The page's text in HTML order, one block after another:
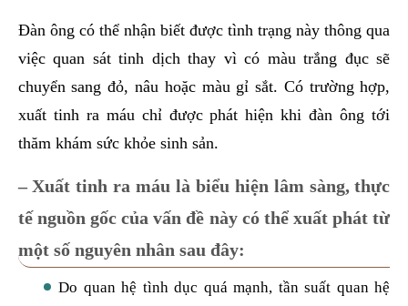
Đàn ông có thể nhận biết được tình trạng này thông qua
việc quan sát tinh dịch thay vì có màu trắng đục sẽ
chuyển sang đỏ, nâu hoặc màu gỉ sắt. Có trường hợp,
xuất tinh ra máu chỉ được phát hiện khi đàn ông tới
thăm khám sức khỏe sinh sản.
– Xuất tinh ra máu là biểu hiện lâm sàng, thực
tế nguồn gốc của vấn đề này có thể xuất phát từ
một số nguyên nhân sau đây:
Do quan hệ tình dục quá mạnh, tần suất quan hệ